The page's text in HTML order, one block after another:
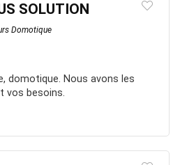
SOLUTION
Domotique
domotique. Nous avons les
vos besoins.